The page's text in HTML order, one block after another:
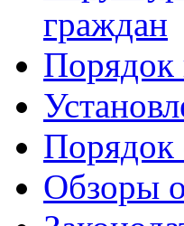
граждан
Порядок
Порядок
Обзоры